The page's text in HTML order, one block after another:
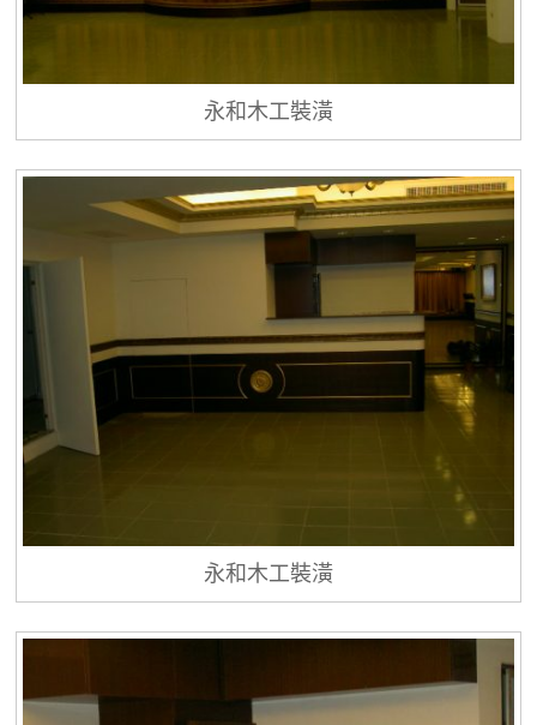
永和木工裝潢
永和木工裝潢